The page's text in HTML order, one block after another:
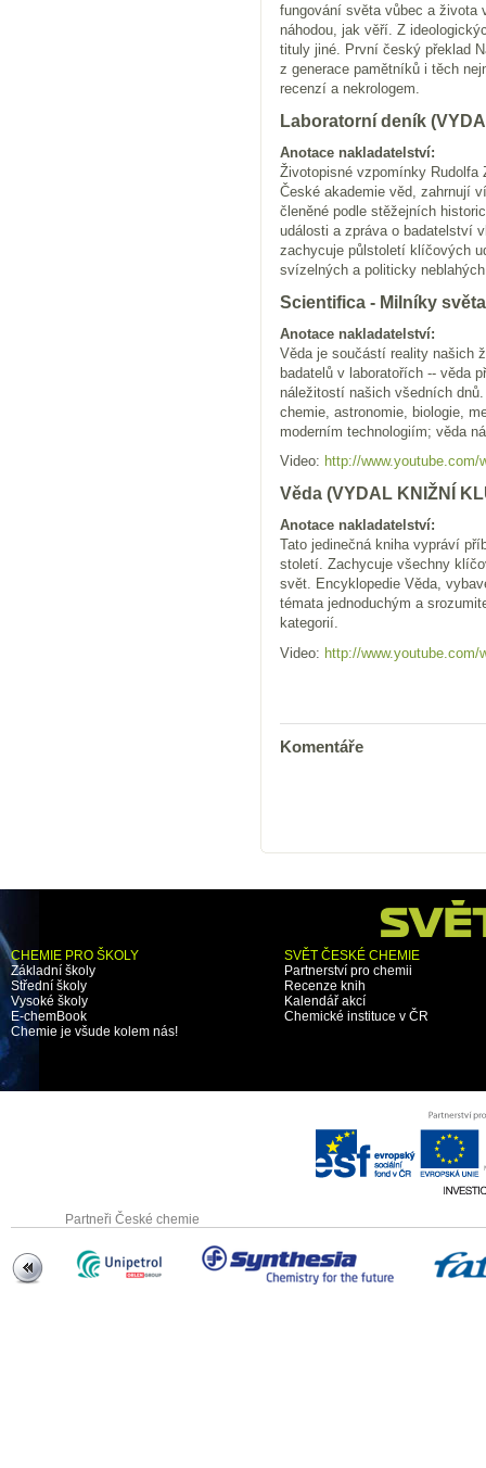
fungování světa vůbec a života
náhodou, jak věří. Z
tituly jiné. První český překlad
z generace pamětníků i těch
recenzí a nekrologem.
Laboratorní deník
Anotace nakladatelství:
Životopisné vzpomínky Rudolfa
České akademie věd, zahrnují
členěné podle stěžejních
události a zpráva o badatelství
zachycuje půlstoletí klíčových
svízelných a politicky
Scientifica - Milníky
Anotace nakladatelství:
Věda je součástí reality našich
badatelů v laboratořích -- věda
náležitostí našich všedních
chemie, astronomie, biologie,
moderním technologiím; věda
Video: http://
Věda (VYDAL KNIŽNÍ
Anotace nakladatelství:
Tato jedinečná kniha vypráví
století. Zachycuje všechny
svět. Encyklopedie Věda,
témata jednoduchým a
kategorií.
Video: http://www.youtube.com/
Komentáře
CHEMIE PRO ŠKOLY
Základní školy
Střední školy
Vysoké školy
E-chemBook
Chemie je všude kolem nás!
SVĚT ČESKÉ CHEMIE
Partnerství pro chemii
Recenze knih
Kalendář akcí
Chemické instituce v ČR
Partneři České chemie